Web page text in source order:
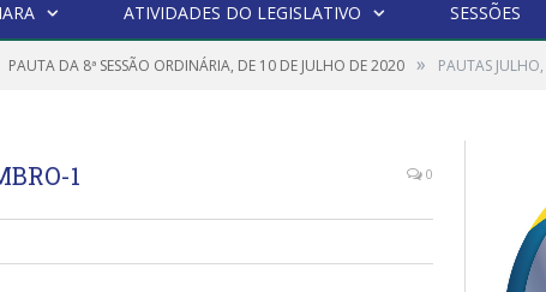
ATIVIDADES DO LEGISLATIVO SESSÕES
PAUTA DA 8ª SESSÃO ORDINÁRIA, DE 10 DE JULHO DE 2020 » PAUTAS
1 0